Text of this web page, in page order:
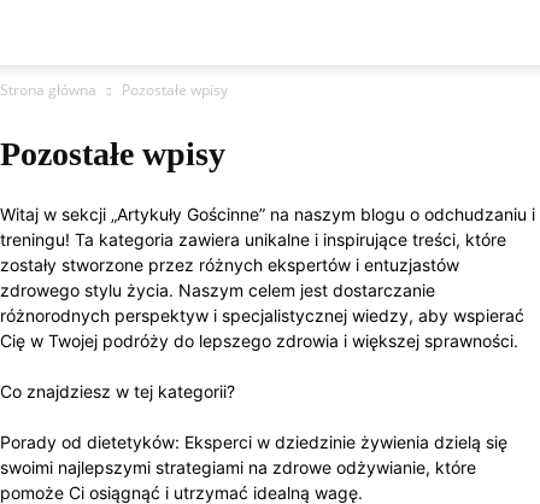
Strona główna Pozostałe wpisy
Pozostałe wpisy
Witaj w sekcji „Artykuły Gościnne” na naszym blogu o odchudzaniu i
treningu! Ta kategoria zawiera unikalne i inspirujące treści, które
zostały stworzone przez różnych ekspertów i entuzjastów
zdrowego stylu życia. Naszym celem jest dostarczanie
różnorodnych perspektyw i specjalistycznej wiedzy, aby wspierać
Cię w Twojej podróży do lepszego zdrowia i większej sprawności.
Co znajdziesz w tej kategorii?
Porady od dietetyków: Eksperci w dziedzinie żywienia dzielą się
swoimi najlepszymi strategiami na zdrowe odżywianie, które
pomoże Ci osiągnąć i utrzymać idealną wagę.